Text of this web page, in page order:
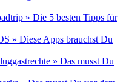
» Die 5 besten Tipps für
» Diese Apps brauchst Du
» Das musst Du